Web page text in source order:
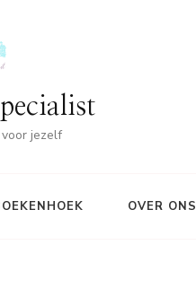
jezelf
OVER ONS